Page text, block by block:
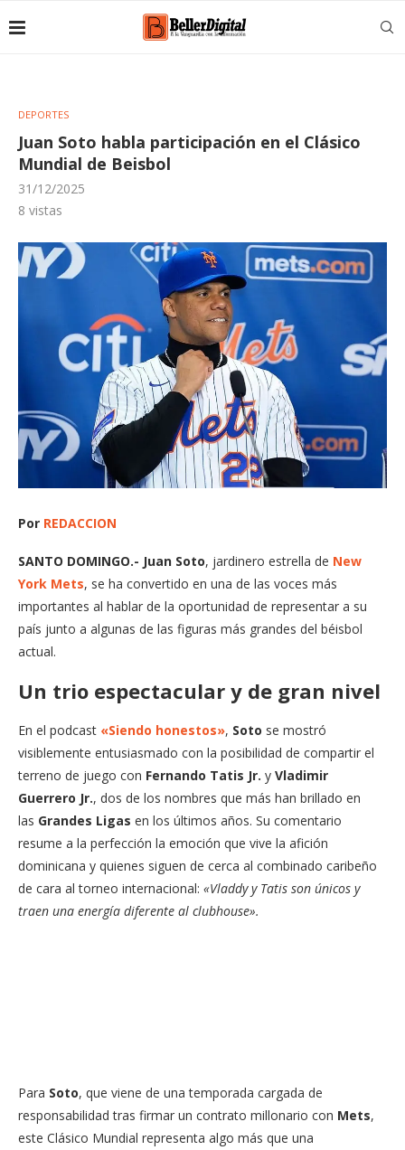
DEPORTES
Juan Soto habla participación en el Clásico
Mundial de Beisbol
31/12/2025
8 vistas
Por REDACCION
SANTO DOMINGO.- Juan Soto, jardinero estrella de New
York Mets, se ha convertido en una de las voces más
importantes al hablar de la oportunidad de representar a su
país junto a algunas de las figuras más grandes del béisbol
actual.
Un trio espectacular y de gran nivel
En el podcast «Siendo honestos», Soto se mostró
visiblemente entusiasmado con la posibilidad de compartir el
terreno de juego con Fernando Tatis Jr. y Vladimir
Guerrero Jr., dos de los nombres que más han brillado en
las Grandes Ligas en los últimos años. Su comentario
resume a la perfección la emoción que vive la afición
dominicana y quienes siguen de cerca al combinado caribeño
de cara al torneo internacional: «Vladdy y Tatis son únicos y
traen una energía diferente al clubhouse».
Para Soto, que viene de una temporada cargada de
responsabilidad tras firmar un contrato millonario con Mets,
este Clásico Mundial representa algo más que una